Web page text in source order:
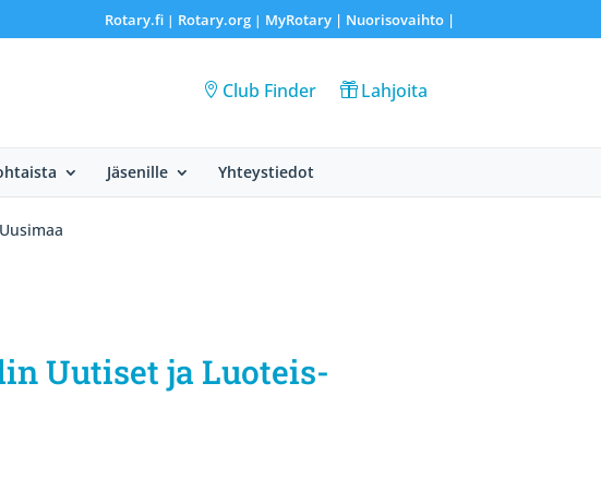
Rotary.fi| Rotary.org| MyRotary | Nuorisovaihto|
Club Finder Lahjoita
Jäsenille Yhteystiedot
Uutiset ja Luoteis-